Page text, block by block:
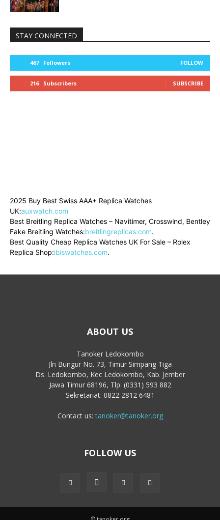
STAY CONNECTED
467 Followers FOLLOW
216 Subscribers SUBSCRIBE
2025 Buy Best Swiss AAA+ Replica Watches
UK:auxwatch.com
Best Breitling Replica Watches – Navitimer, Crosswind, Bentley
Fake Breitling Watches:breitlingreplicas.com.
Best Quality Cheap Replica Watches UK For Sale – Rolex
Replica Shop:ibiswatches.com.
ABOUT US
Tanoker Ledokombo
Jln Bungur No. 73, Timur Simpang Tiga
Ds. Ledokombo, Kec Ledokombo, Kab. Jember
Jawa Timur 68196, Tlp: (0331) 593 882
Sekretariat: 0822 2812 6481
Contact us:tanoker@tanoker.org
FOLLOW US